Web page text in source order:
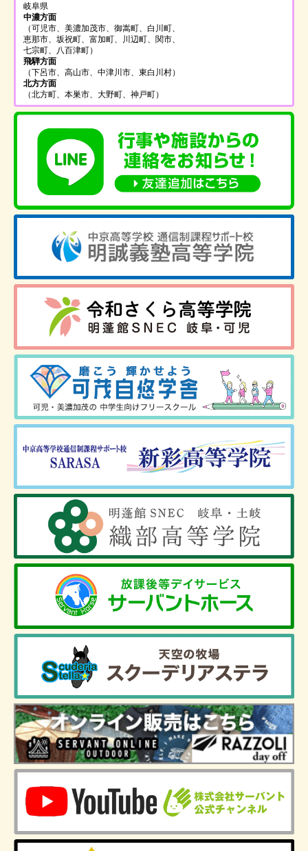
岐阜県
中濃方面
（可児市、美濃加茂市、御嵩町、白川町、
恵那市、坂祝町、富加町、川辺町、関市、
七宗町、八百津町）
飛騨方面
（下呂市、高山市、中津川市、東白川村）
北方方面
（北方町、本巣市、大野町、神戸町）